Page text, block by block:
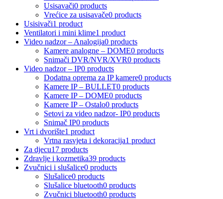
Usisavači0 products
Vrećice za usisavače0 products
Usisivači1 product
Ventilatori i mini klime1 product
Video nadzor – Analogija0 products
Kamere analogne – DOME0 products
Snimači DVR/NVR/XVR0 products
Video nadzor – IP0 products
Dodatna oprema za IP kamere0 products
Kamere IP – BULLET0 products
Kamere IP – DOME0 products
Kamere IP – Ostalo0 products
Setovi za video nadzor- IP0 products
Snimač IP0 products
Vrt i dvorište1 product
Vrtna rasvjeta i dekoracija1 product
Za djecu17 products
Zdravlje i kozmetika39 products
Zvučnici i slušalice0 products
Slušalice0 products
Slušalice bluetooth0 products
Zvučnici bluetooth0 products